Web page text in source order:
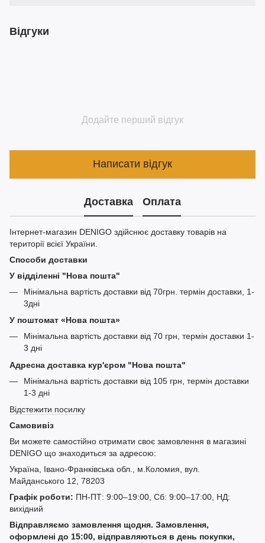
Відгуки
Додайте перший відгук
Написати відгук
Доставка Оплата
Інтернет-магазин DENIGO здійснює доставку товарів на
території всієї України.
Способи доставки
У відділенні "Нова пошта"
Мінімальна вартість доставки від 70грн. термін доставки, 1-
3дні
У поштомат «Нова пошта»
Мінімальна вартість доставки від 70 грн, термін доставки 1-
3 дні
Адресна доставка кур'єром "Нова пошта"
Мінімальна вартість доставки від 105 грн, термін доставки
1-3 дні
Відстежити посилку
Самовивіз
Ви можете самостійно отримати своє замовлення в магазині
DENIGO що знаходиться за адресою:
Україна, Івано-Франківська обл., м.Коломия, вул.
Майданського 12, 78203
Графік роботи: ПН-ПТ: 9:00–19:00, Сб: 9:00–17:00, НД:
вихідний
Відправляємо замовлення щодня. Замовлення,
оформлені до 15:00, відправляються в день покупки,